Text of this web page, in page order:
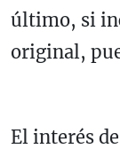
último, si
original,
El interés